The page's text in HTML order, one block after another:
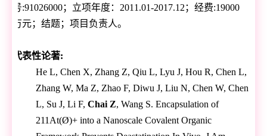
号:91026000；立项年度： 2011.01-2017.12 ；经费:19000
万元；结题；项目负责人。
代表性论著:
He L, Chen X, Zhang Z, Qiu L, Lyu J, Hou R, Chen L,
Zhang W, Ma Z, Zhao F, Diwu J, Liu N, Chen W, Chen
L, Su J, Li F, Chai Z, Wang S. Encapsulation of
211At(Ø)+ into a Nanoscale Covalent Organic